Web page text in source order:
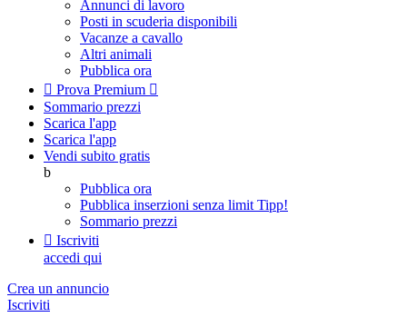
Annunci di lavoro
Posti in scuderia disponibili
Vacanze a cavallo
Altri animali
Pubblica ora
 Prova Premium 
Sommario prezzi
Scarica l'app
Scarica l'app
Vendi subito gratis
b
Pubblica ora
Pubblica inserzioni senza limit Tipp!
Sommario prezzi
 Iscriviti
accedi qui
Crea un annuncio
Iscriviti